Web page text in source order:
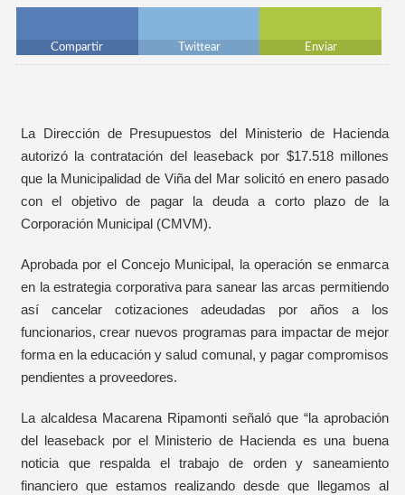
Compartir Twittear Enviar
La Dirección de Presupuestos del Ministerio de Hacienda
autorizó la contratación del leaseback por $17.518 millones
que la Municipalidad de Viña del Mar solicitó en enero pasado
con el objetivo de pagar la deuda a corto plazo de la
Corporación Municipal (CMVM).
Aprobada por el Concejo Municipal, la operación se enmarca
en la estrategia corporativa para sanear las arcas permitiendo
así cancelar cotizaciones adeudadas por años a los
funcionarios, crear nuevos programas para impactar de mejor
forma en la educación y salud comunal, y pagar compromisos
pendientes a proveedores.
La alcaldesa Macarena Ripamonti señaló que “la aprobación
del leaseback por el Ministerio de Hacienda es una buena
noticia que respalda el trabajo de orden y saneamiento
financiero que estamos realizando desde que llegamos al